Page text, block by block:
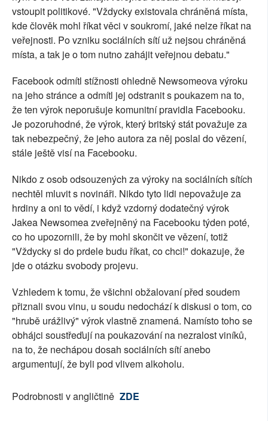
vstoupit politikové. "Vždycky existovala chráněná místa,
kde člověk mohl říkat věci v soukromí, jaké nelze říkat na
veřejnosti. Po vzniku sociálních sítí už nejsou chráněná
místa, a tak je o tom nutno zahájit veřejnou debatu."
Facebook odmítl stížnosti ohledně Newsomeova výroku
na jeho stránce a odmítl jej odstranit s poukazem na to,
že ten výrok neporušuje komunitní pravidla Facebooku.
Je pozoruhodné, že výrok, který britský stát považuje za
tak nebezpečný, že jeho autora za něj poslal do vězení,
stále ještě visí na Facebooku.
Nikdo z osob odsouzených za výroky na sociálních sítích
nechtěl mluvit s novináři. Nikdo tyto lidi nepovažuje za
hrdiny a oni to vědí, i když vzdorný dodatečný výrok
Jakea Newsomea zveřejněný na Facebooku týden poté,
co ho upozornili, že by mohl skončit ve vězení, totiž
"Vždycky si do prdele budu říkat, co chci!" dokazuje, že
jde o otázku svobody projevu.
Vzhledem k tomu, že všichni obžalovaní před soudem
přiznali svou vinu, u soudu nedochází k diskusi o tom, co
"hrubě urážlivý" výrok vlastně znamená. Namísto toho se
obhájci soustřeďují na poukazování na nezralost viníků,
na to, že nechápou dosah sociálních sítí anebo
argumentují, že byli pod vlivem alkoholu.
Podrobnosti v angličtině ZDE